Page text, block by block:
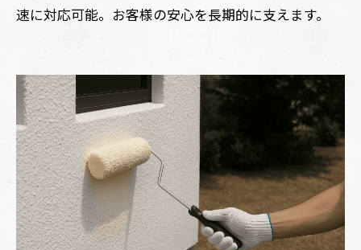
速に対応可能。お客様の安心を長期的に支えます。